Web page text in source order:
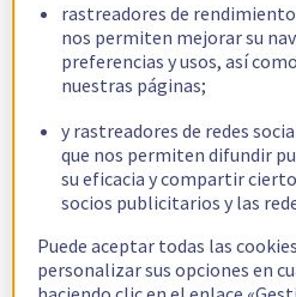
rastreadores de
nos permiten mejorar su
preferencias y usos, así
nuestras páginas;
y rastreadores de redes
que nos permiten difundir
su eficacia y compartir
socios publicitarios y las
Puede aceptar todas las
personalizar sus opciones en